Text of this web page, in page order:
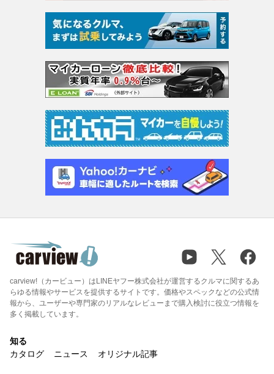
carview!（カービュー）はLINEヤフー株式会社が運営するクルマに関するあ
らゆる情報やサービスを提供するサイトです。価格やスペックなどの公式情
報から、ユーザーや専門家のリアルなレビューまで購入検討に役立つ情報を
多く掲載しています。
知る
カタログ
ニュース オリジナル記事